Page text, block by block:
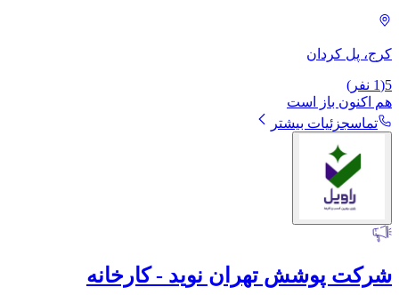
کرج، پل کردان
5
(
1 نفر)
هم اکنون باز است
تماسجزئیات بیشتر
شرکت پوشش تهران نوید - کارخانه